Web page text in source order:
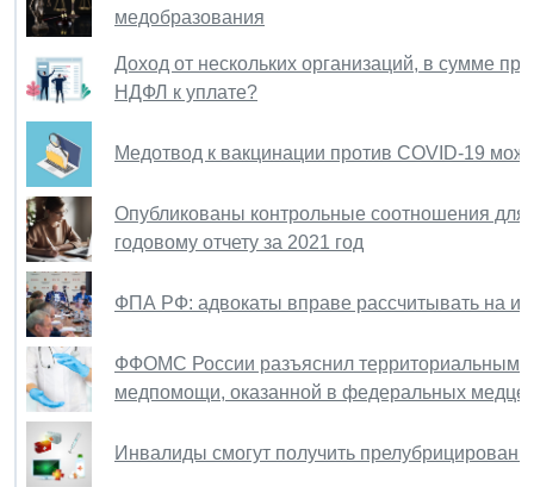
медобразования
Доход от нескольких организаций, в сумме
НДФЛ к уплате?
Медотвод к вакцинации против COVID-19
Опубликованы контрольные соотношения
годовому отчету за 2021 год
ФПА РФ: адвокаты вправе рассчитывать на
ФФОМС России разъяснил территориальным
медпомощи, оказанной в федеральных
Инвалиды смогут получить